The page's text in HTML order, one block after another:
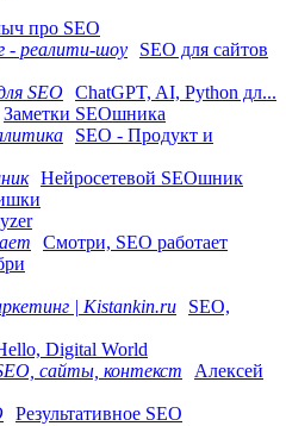
про SEO
SEO для сайтов
ChatGPT, AI, Python дл...
Заметки SEOшника
SEO - Продукт и
Нейросетевой SEOшник
Смотри, SEO работает
SEO,
Digital World
Алексей
Результативное SEO